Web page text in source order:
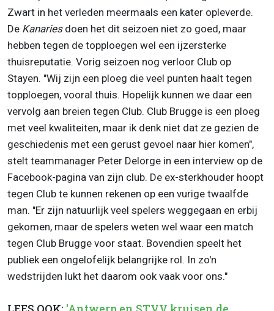
Zwart in het verleden meermaals een kater opleverde.
De Kanariesdoen het dit seizoen niet zo goed, maar
hebben tegen de topploegen wel een ijzersterke
thuisreputatie. Vorig seizoen nog verloor Club op
Stayen. "Wij zijn een ploeg die veel punten haalt tegen
topploegen, vooral thuis. Hopelijk kunnen we daar een
vervolg aan breien tegen Club. Club Brugge is een ploeg
met veel kwaliteiten, maar ik denk niet dat ze gezien de
geschiedenis met een gerust gevoel naar hier komen",
stelt teammanager Peter Delorge in een interview op de
Facebook-pagina van zijn club. De ex-sterkhouder hoopt
tegen Club te kunnen rekenen op een vurige twaalfde
man. "Er zijn natuurlijk veel spelers weggegaan en erbij
gekomen, maar de spelers weten wel waar een match
tegen Club Brugge voor staat. Bovendien speelt het
publiek een ongelofelijk belangrijke rol. In zo'n
wedstrijden lukt het daarom ook vaak voor ons."